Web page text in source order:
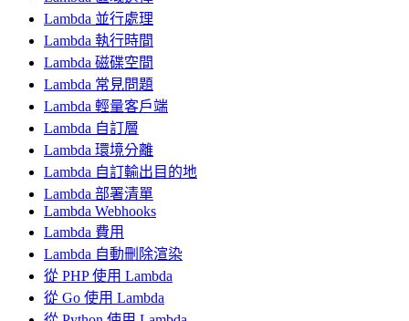
Lambda 並行處理
Lambda 執行時間
Lambda 磁碟空間
Lambda 常見問題
Lambda 輕量客戶端
Lambda 自訂層
Lambda 環境分離
Lambda 自訂輸出目的地
Lambda 部署清單
Lambda Webhooks
Lambda 費用
Lambda 自動刪除渲染
從 PHP 使用 Lambda
從 Go 使用 Lambda